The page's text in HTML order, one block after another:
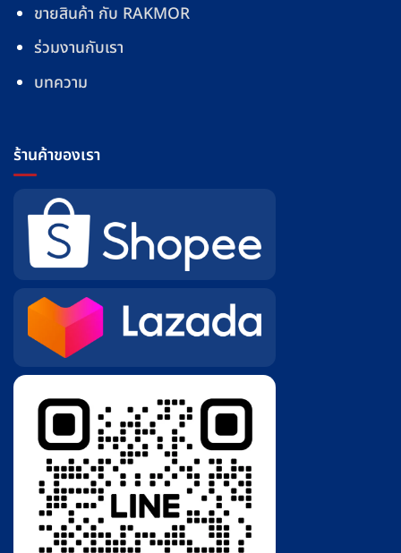
ขายสินค้า กับ RAKMOR
ร่วมงานกับเรา
บทความ
ร้านค้าของเรา